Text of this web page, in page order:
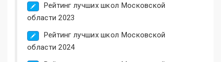
Рейтинг лучших школ Московской
области 2023
Рейтинг лучших школ Московской
области 2024